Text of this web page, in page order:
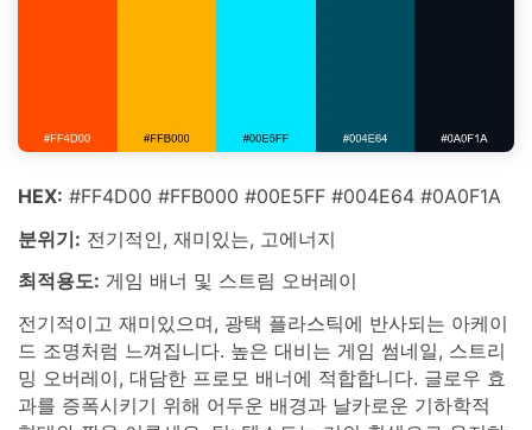
HEX: #FF4D00 #FFB000 #00E5FF #004E64 #0A0F1A
분위기: 전기적인, 재미있는, 고에너지
최적용도: 게임 배너 및 스트림 오버레이
전기적이고 재미있으며, 광택 플라스틱에 반사되는 아케이
드 조명처럼 느껴집니다. 높은 대비는 게임 썸네일, 스트리
밍 오버레이, 대담한 프로모 배너에 적합합니다. 글로우 효
과를 증폭시키기 위해 어두운 배경과 날카로운 기하학적